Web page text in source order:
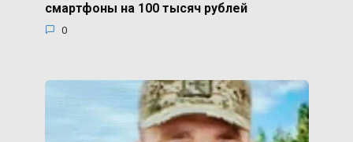
смартфоны на 100 тысяч рублей
0